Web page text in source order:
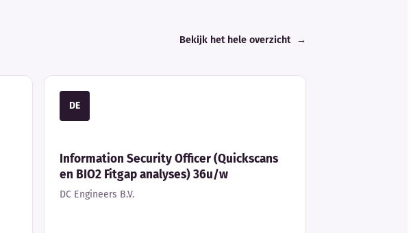
Bekijk het hele overzicht →
DE
Information Security Officer (Quickscans
en BIO2 Fitgap analyses) 36u/w
DC Engineers B.V.